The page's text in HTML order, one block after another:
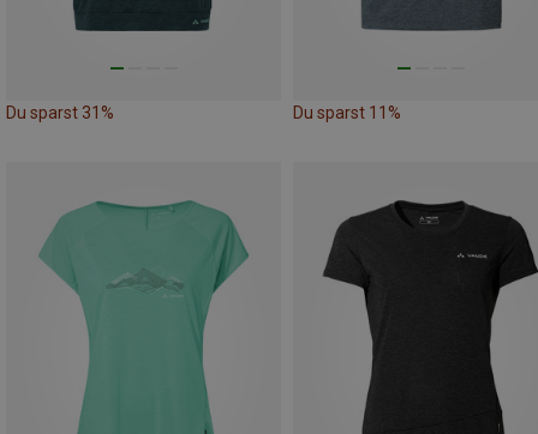
Du sparst 31% Du sparst 11%